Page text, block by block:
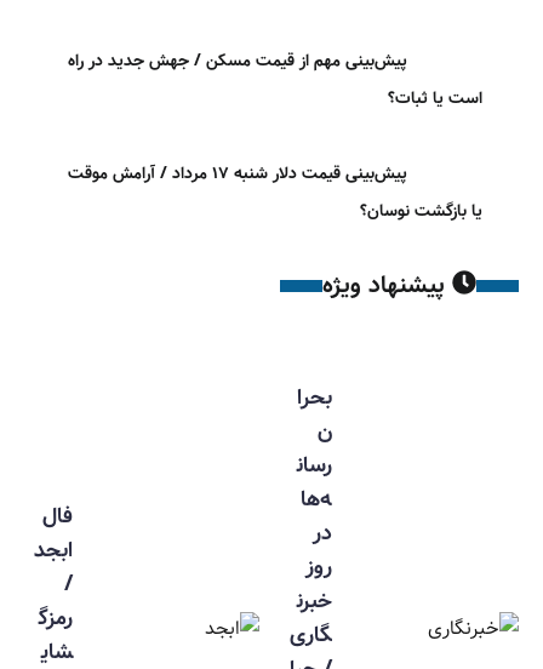
پیش‌بینی مهم از قیمت مسکن / جهش جدید در راه
است یا ثبات؟
پیش‌بینی قیمت دلار شنبه ۱۷ مرداد / آرامش موقت
یا بازگشت نوسان؟
پیشنهاد ویژه
بحرا
ن
رسان
ه‌ها
در
روز
خبرن
گاری
فال
ابجد
/
رمزگ
شای